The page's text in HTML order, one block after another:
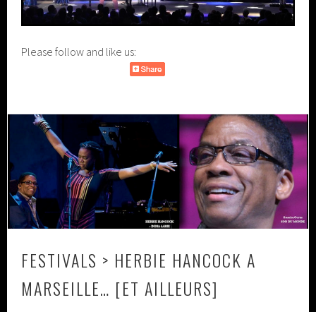
Please follow and like us:
FESTIVALS > HERBIE HANCOCK A
MARSEILLE… [ET AILLEURS]